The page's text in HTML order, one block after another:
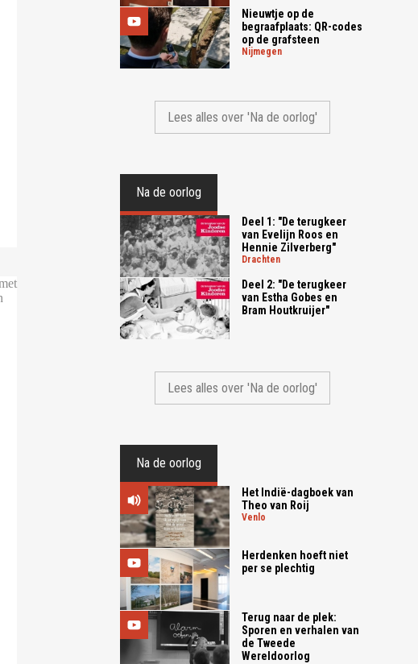
Nieuwtje op de
begraafplaats: QR-codes
op de grafsteen
nijmegen
Lees alles over 'Na de oorlog'
Na de oorlog
Deel 1: "De terugkeer
van Evelijn Roos en
Hennie Zilverberg"
drachten
Deel 2: "De terugkeer
van Estha Gobes en
Bram Houtkruijer"
Lees alles over 'Na de oorlog'
Na de oorlog
Het Indië-dagboek van
Theo van Roij
venlo
Herdenken hoeft niet
per se plechtig
Terug naar de plek:
Sporen en verhalen van
de Tweede
Wereldoorlog